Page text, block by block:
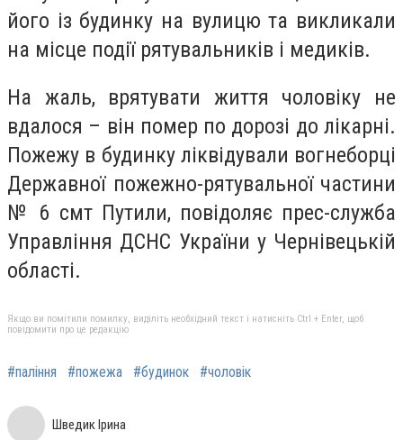
його із будинку на вулицю та викликали
на місце події рятувальників і медиків.
На жаль, врятувати життя чоловіку не
вдалося – він помер по дорозі до лікарні.
Пожежу в будинку ліквідували вогнеборці
Державної пожежно-рятувальної частини
№ 6 смт Путили, повідоляє прес-служба
Управління ДСНС України у Чернівецькій
області.
Якщо ви помітили помилку, виділіть необхідний текст і натисніть Ctrl + Enter, щоб
повідомити про це редакцію
#паління #пожежа #будинок #чоловік
Шведик Ірина